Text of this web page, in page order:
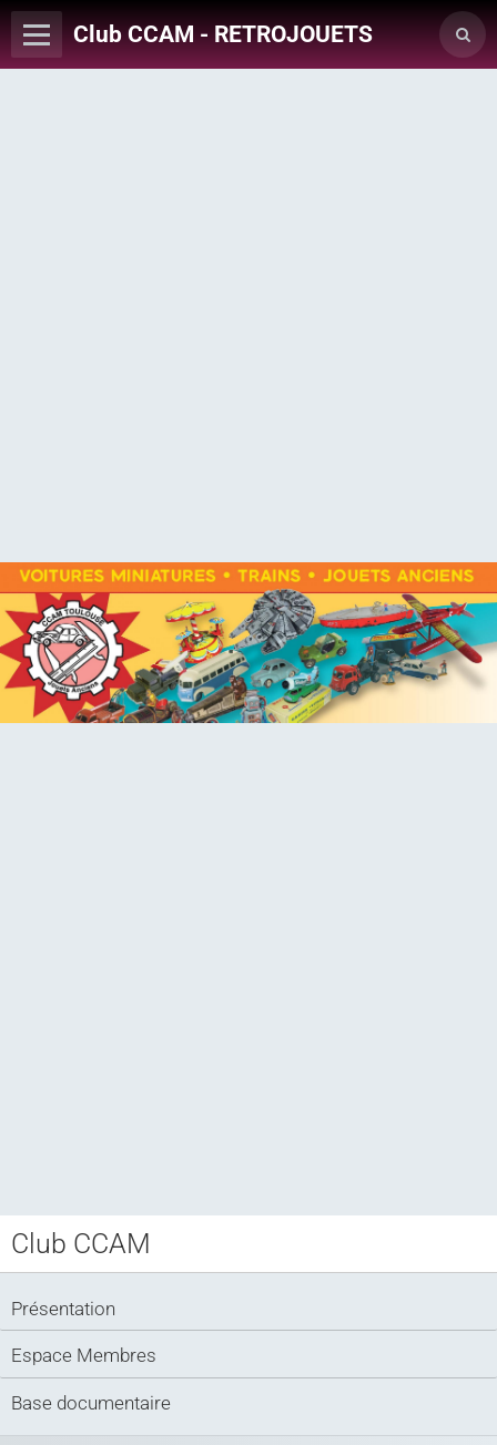
Club CCAM - RETROJOUETS
Club CCAM
Agenda
Articles
Album photo
Club CCAM
Présentation
Espace Membres
Base documentaire